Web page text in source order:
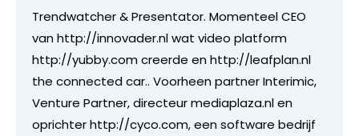
Trendwatcher & Presentator. Momenteel CEO
van http://innovader.nl wat video platform
http://yubby.com creerde en http://leafplan.nl
the connected car.. Voorheen partner Interimic,
Venture Partner, directeur mediaplaza.nl en
oprichter http://cyco.com, een software bedrijf